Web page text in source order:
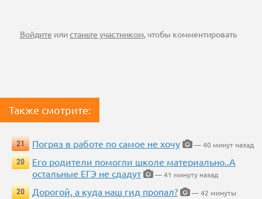
Войдите илистаньте участником, чтобы комментировать
Также смотрите:
21 Погряз в работе по самое не хочу
— 40 минут назад
20
Его родители помогли школе материально..А
остальные ЕГЭ не сдадут
— 41 минуту назад
20
Дорогой, а куда наш гид пропал?
— 42 минуты